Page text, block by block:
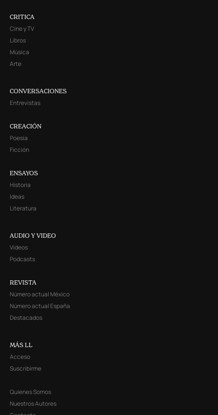
CRITICA
Cine y TV
Libros
Música
Arte
CONVERSACIONES
Entrevistas
CREACIÓN
Poesía
Ficción
ENSAYOS
Historia
Ideas
Literatura
AUDIO Y VIDEO
Videos
Podcasts
REVISTA
Número actual México
Número actual España
Destacados
MÁS LL
Acceso
Suscribirme
Quienes Somos
Nuestros Autores